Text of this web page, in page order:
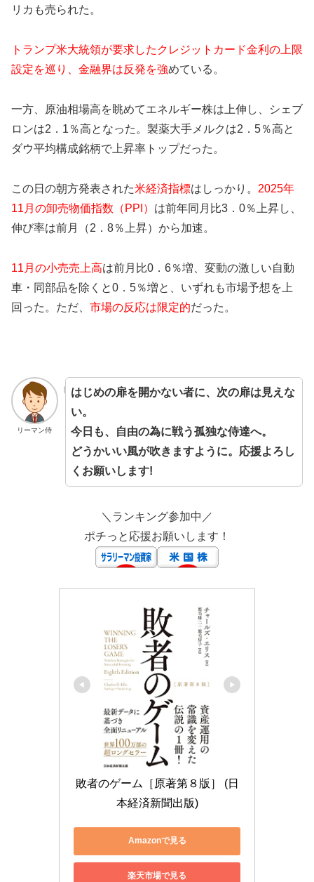
リカも売られた。
トランプ米大統領が要求したクレジットカード金利の上限
設定を巡り、金融界は反発を強めている。
一方、原油相場高を眺めてエネルギー株は上伸し、シェブ
ロンは2．1％高となった。製薬大手メルクは2．5％高と
ダウ平均構成銘柄で上昇率トップだった。
この日の朝方発表された米経済指標はしっかり。 2025年
11月の卸売物価指数（PPI） は前年同月比3．0％上昇し、
伸び率は前月（2．8％上昇）から加速。
11月の小売売上高は前月比0．6％増、変動の激しい自動
車・同部品を除くと0．5％増と、いずれも市場予想を上
回った。ただ、 市場の反応は限定的だった。
リーマン侍
はじめの扉を開かない者に、次の扉は見えな
い。
今日も、自由の為に戦う孤独な侍達へ。
どうかいい風が吹きますように。応援よろし
くお願いします!
＼ランキング参加中／
ポチっと応援お願いします！
敗者のゲーム［原著第８版］ (日
本経済新聞出版)
Amazonで見る
楽天市場で見る